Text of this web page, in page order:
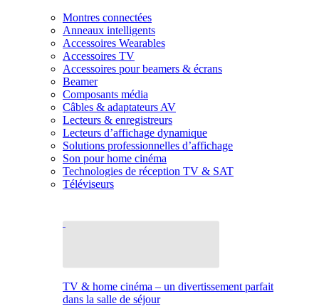
Montres connectées
Anneaux intelligents
Accessoires Wearables
Accessoires TV
Accessoires pour beamers & écrans
Beamer
Composants média
Câbles & adaptateurs AV
Lecteurs & enregistreurs
Lecteurs d’affichage dynamique
Solutions professionnelles d’affichage
Son pour home cinéma
Technologies de réception TV & SAT
Téléviseurs
TV & home cinéma – un divertissement parfait
dans la salle de séjour